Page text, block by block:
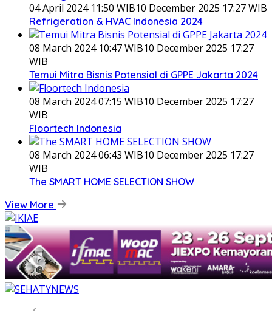
04 April 2024 11:50 WIB10 December 2025 17:27 WIB
Refrigeration & HVAC Indonesia 2024
08 March 2024 10:47 WIB10 December 2025 17:27
WIB
Temui Mitra Bisnis Potensial di GPPE Jakarta 2024
08 March 2024 07:15 WIB10 December 2025 17:27
WIB
Floortech Indonesia
08 March 2024 06:43 WIB10 December 2025 17:27
WIB
The SMART HOME SELECTION SHOW
View More